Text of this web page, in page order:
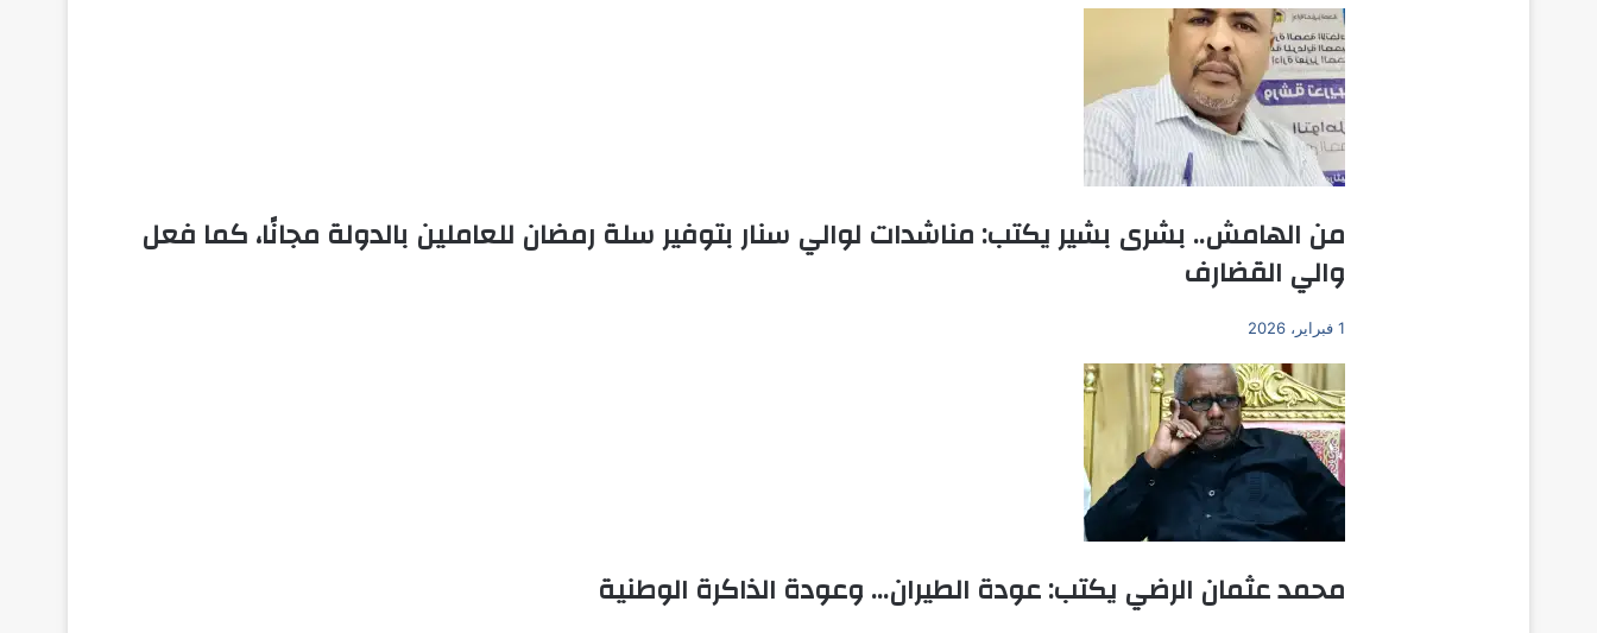
من الهامش.. بشرى بشير يكتب: مناشدات لوالي سنار بتوفير سلة رمضان للعاملين بالدولة مجانًا، كما فعل
والي القضارف
1 فبراير، 2026
محمد عثمان الرضي يكتب: عودة الطيران… وعودة الذاكرة الوطنية